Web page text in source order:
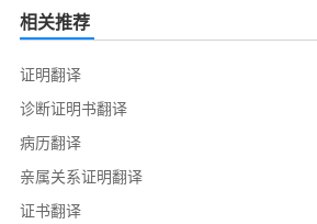
相关推荐
证明翻译
诊断证明书翻译
病历翻译
亲属关系证明翻译
证书翻译